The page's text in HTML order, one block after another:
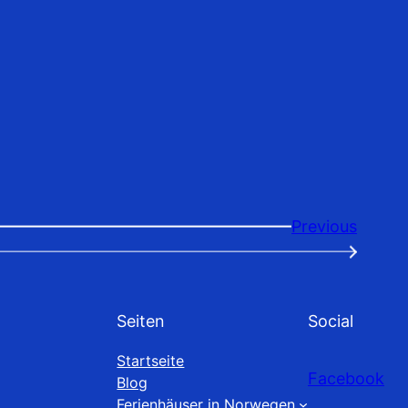
Previous
→
Seiten
Startseite
Blog
Ferienhäuser in Norwegen
Social
Facebook